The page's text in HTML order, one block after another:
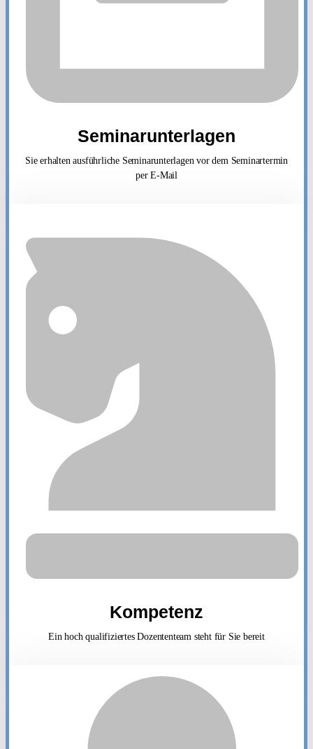
Seminarunterlagen
Sie erhalten ausführliche Seminarunterlagen vor dem Seminartermin
per E-Mail
Kompetenz
Ein hoch qualifiziertes Dozententeam steht für Sie bereit